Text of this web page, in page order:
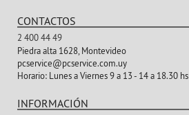
CONTACTOS
2 400 44 49
Piedra alta 1628, Montevideo
pcservice@pcservice.com.uy
Horario:Lunes a Viernes 9 a 13 - 14 a 18.30 hs
INFORMACIÓN